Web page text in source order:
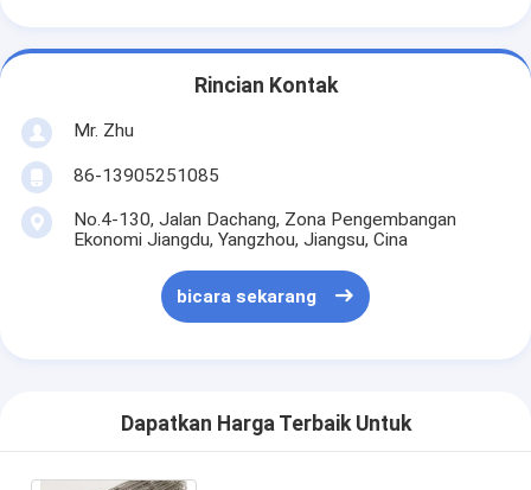
Rincian Kontak
Mr. Zhu
86-13905251085
No.4-130, Jalan Dachang, Zona Pengembangan
Ekonomi Jiangdu, Yangzhou, Jiangsu, Cina
bicara sekarang
Dapatkan Harga Terbaik Untuk